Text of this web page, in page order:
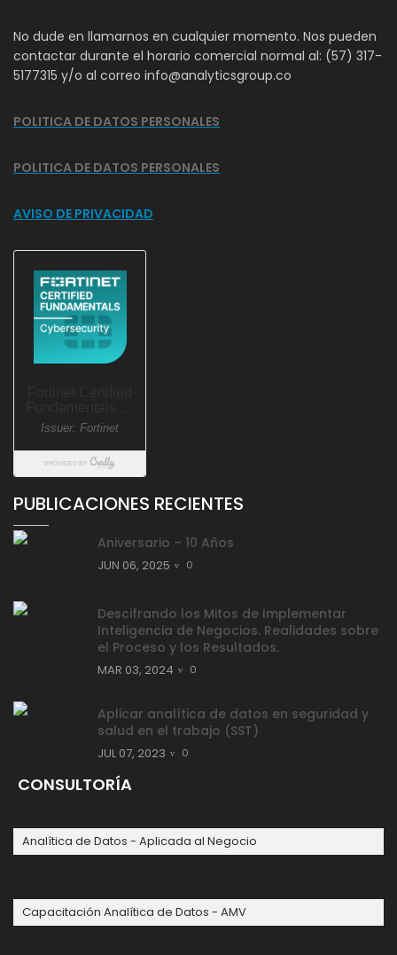
No dude en llamarnos en cualquier momento. Nos pueden
contactar durante el horario comercial normal al: (57) 317-
5177315 y/o al correo info@analyticsgroup.co
POLITICA DE DATOS PERSONALES
POLITICA DE DATOS PERSONALES
AVISO DE PRIVACIDAD
PUBLICACIONES RECIENTES
Aniversario – 10 Años
JUN 06, 2025 0
Descifrando los Mitos de Implementar
Inteligencia de Negocios. Realidades sobre
el Proceso y los Resultados.
MAR 03, 2024 0
Aplicar analítica de datos en seguridad y
salud en el trabajo (SST)
JUL 07, 2023 0
CONSULTORÍA
Analítica de Datos - Aplicada al Negocio
Capacitación Analítica de Datos - AMV